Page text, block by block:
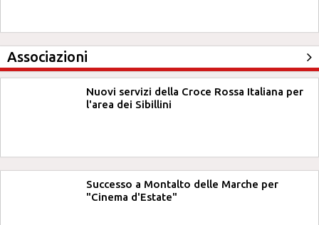
Associazioni
Nuovi servizi della Croce Rossa Italiana per
l'area dei Sibillini
Successo a Montalto delle Marche per
"Cinema d'Estate"